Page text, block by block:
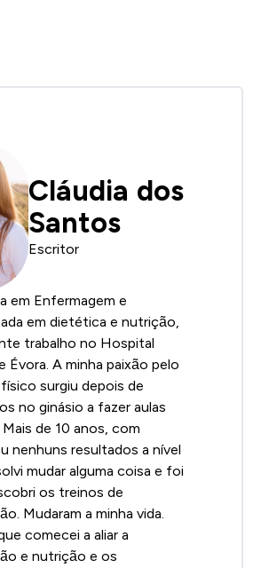
Cláudia dos
Santos
Escritor
em Enfermagem e
em dietética e nutrição,
trabalho no Hospital
Évora. A minha paixão pelo
surgiu depois de
no ginásio a fazer aulas
de 10 anos, com
nenhuns resultados a nível
mudar alguma coisa e foi
os treinos de
Mudaram a minha vida.
comecei a aliar a
e nutrição e os